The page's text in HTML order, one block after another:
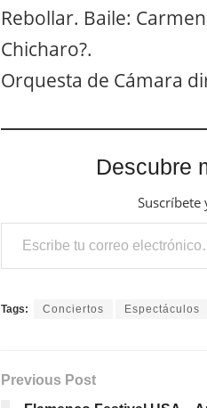
Rebollar. Baile:
Chicharo?.
Orquesta de Cámara
Descubre
Suscríbete
Escribe tu correo electrónico…
Tags: Conciertos Espectáculos
Previous Post